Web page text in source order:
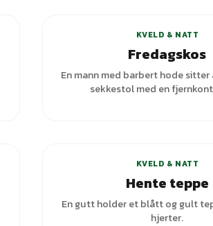
KVELD & NATT
Fredagskos
En mann med barbert hode sitter
sekkestol med en
KVELD & NATT
Hente teppe
En gutt holder et blått og gult
hjerter.